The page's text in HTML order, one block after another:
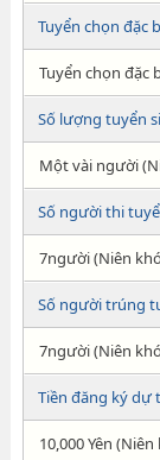
Tuyển chọn đặc
Tuyển chọn đặc
Số lượng tuyển
Một vài người
Số người thi
7người (Niên
Số người trúng
7người (Niên
Tiền đăng ký dự
10,000 Yên